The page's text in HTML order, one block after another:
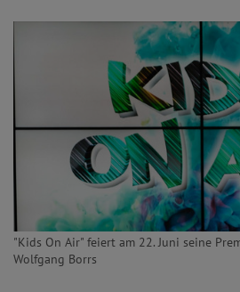
"Kids On Air" feiert am 22. Juni seine
Wolfgang Borrs